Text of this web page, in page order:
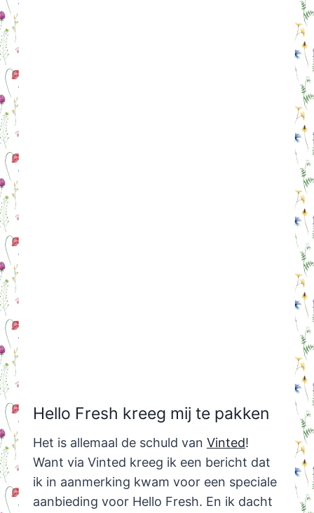
Hello Fresh kreeg mij te pakken
Het is allemaal de schuld van Vinted!
Want via Vinted kreeg ik een bericht dat
ik in aanmerking kwam voor een speciale
aanbieding voor Hello Fresh. En ik dacht